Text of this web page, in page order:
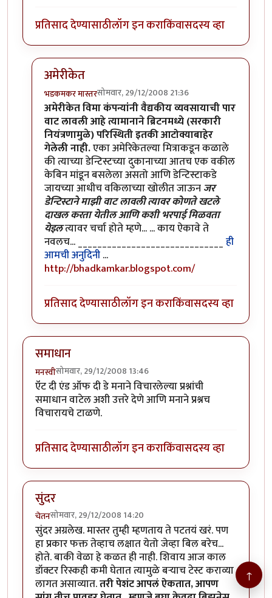
प्रतिसाद देण्यासाठीलॉग इन कराकिंवासदस्य व्हा
अमेरीकेत
भडकमकर मास्तरसोमवार, 29/12/2008 21:36
In reply toजिव्हाळ्याचा विषयbyसुनील
अमेरीकेत विमा कंपन्यांनी वैद्यकीय व्यवसायाची पार
वाट लावली आहे त्यामानाने ब्रिटनमध्ये (सरकारी
नियंत्रणामुळे) परिस्थिती इतकी आटोक्याबाहेर
गेलेली नाही.एका अमेरिकेतल्या मित्राकडून कळाले
की त्याच्या डेन्टिस्टच्या दुकानाच्या आतच एक वकील
केबिन मांडून बसलेला असतो आणि डेन्टिस्टाकडे
जायच्या आधीच वकिलाच्या खोलीत जाऊनजर
डेन्टिस्टाने माझी वाट लावली त्यावर कोणते खटले
दाखल करता येतील आणि कशी भरपाई मिळवता
येइलत्यावर चर्चा होते म्हणे... ... काय ऐकावे ते
नवलच... ______________________________ ही
आमची अनुदिनी...
http://bhadkamkar.blogspot.com/
प्रतिसाद देण्यासाठीलॉग इन कराकिंवासदस्य व्हा
समाधान
मनस्वीसोमवार, 29/12/2008 13:46
ऍट दी एंड ऑफ दी डे मनाने विचारलेल्या प्रश्नांची
समाधान वाटेल अशी उत्तरे देणे आणि मनाने प्रश्नच
विचारायचे टाळणे.
प्रतिसाद देण्यासाठीलॉग इन कराकिंवासदस्य व्हा
सुंदर
चेतनसोमवार, 29/12/2008 14:20
सुंदर अग्रलेख. मास्तर तुम्ही म्हणताय ते पटतयं खरं. पण
हा प्रकार फक्त तेव्हाच लक्षात येतो जेव्हा बिल बरेच...
होते. बाकी वेळा हे कळत ही नाही. शिवाय आज काल
डॉक्टर रिस्कही कमी घेतात त्यामुळे बर्‍याच टेस्ट कराव्या
लागत असाव्यात.तरी पेशंट आपलं ऐकतात, आपण
↑